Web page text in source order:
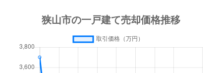
3,300万円 狭山市
12,000万円
広瀬東